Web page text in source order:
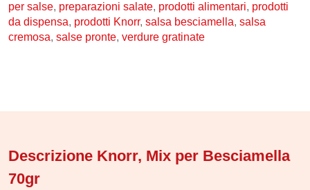
per salse, preparazioni salate, prodotti alimentari, prodotti
da dispensa, prodotti Knorr, salsa besciamella, salsa
cremosa, salse pronte, verdure gratinate
Descrizione Knorr, Mix per Besciamella
70gr